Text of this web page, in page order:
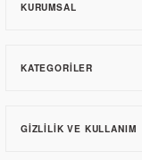
KURUMSAL
KATEGORILER
GIZLILIK VE KULLANIM